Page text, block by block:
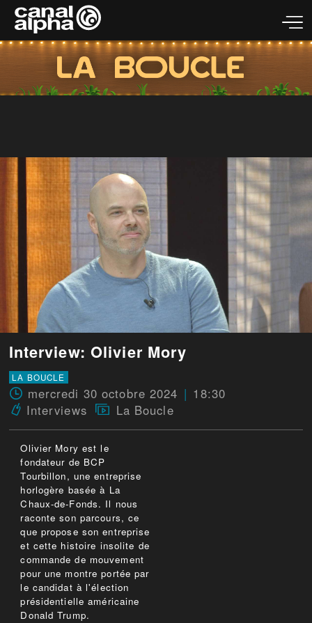
Interview: Olivier Mory
LA BOUCLE
mercredi 30 octobre 2024
18:30
Interviews
La Boucle
Olivier Mory est le
fondateur de BCP
Tourbillon, une entreprise
horlogère basée à La
Chaux-de-Fonds. Il nous
raconte son parcours, ce
que propose son entreprise
et cette histoire insolite de
commande de mouvement
pour une montre portée par
le candidat à l'élection
présidentielle américaine
Donald Trump.